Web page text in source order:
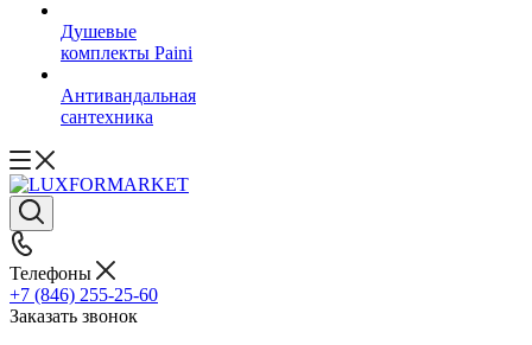
Душевые
комплекты Paini
Антивандальная
сантехника
Телефоны
+7 (846) 255-25-60
Заказать звонок